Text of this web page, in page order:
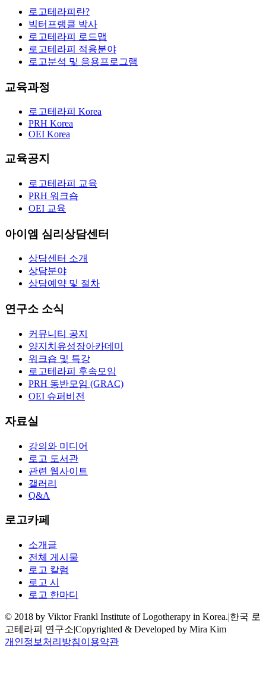
로고테라피란?
빅터프랭클 박사
로고테라피 로드맵
로고테라피 적용분야
로고분석 및 응용프로그램
교육과정
로고테라피 Korea
PRH Korea
OEI Korea
교육공지
로고테라피 교육
PRH 워크숍
OEI 교육
아이엠 심리상담센터
상담센터 소개
상담분야
상담예약 및 절차
연구소 소식
커뮤니티 공지
양지치유성장아카데미
워크숍 및 특강
로고테라피 후속모임
PRH 동반모임 (GRAC)
OEI 슈퍼비전
자료실
강의와 미디어
로고 도서관
관련 웹사이트
갤러리
Q&A
로고카페
소개글
전체 게시물
로고 칼럼
로고 시
로고 한마디
© 2018 by Viktor Frankl Institute of Logotherapy in Korea.|한국 로
고테라피 연구소|Copyrighted & Developed by Mira Kim
개인정보처리방침이용약관